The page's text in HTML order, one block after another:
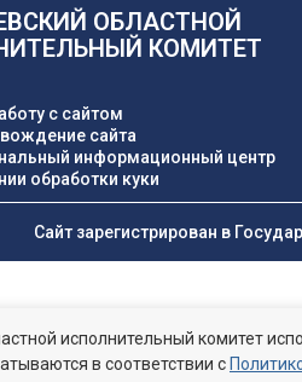
ОБЛАСТНОЙ
КОМИТЕТ
с сайтом
сайта
информационный центр
обработки куки
Сайт зарегистрирован в
исполнительный комитет
в соответствии с